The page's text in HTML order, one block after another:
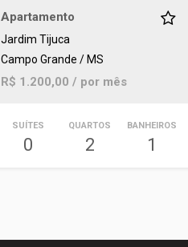
Apartamento
Jardim Tijuca
Campo Grande / MS
R$ 1.200,00 / por mês
SUÍTES
0
QUARTOS
2
BANHEIROS
1